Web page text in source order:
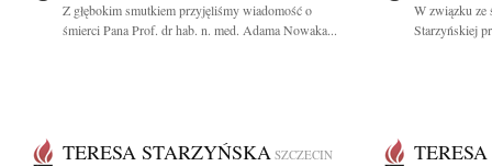
Z głębokim smutkiem przyjęliśmy wiadomość o
śmierci Pana Prof. dr hab. n. med. Adama Nowaka...
W związku ze
Starzyńskiej
TERESA STARZYŃSKA SZCZECIN